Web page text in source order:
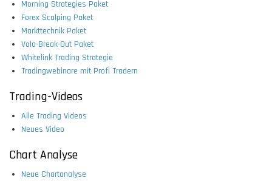
Morning Strategies Paket
Forex Scalping Paket
Markttechnik Paket
Vola-Break-Out Paket
Whitelink Trading Strategie
Tradingwebinare mit Profi Tradern
Trading-Videos
Alle Trading Videos
Neues Video
Chart Analyse
Neue Chartanalyse